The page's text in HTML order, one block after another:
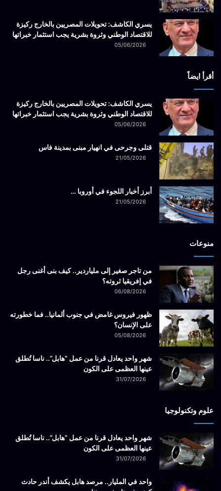
يسري الكاشف: تحويلات المصريين بالخارج ركيزة
للاقتصاد الوطني وثروة بشرية يجب استثمار خبراتها
05/06/2026
أقرأ ايضاً
يسري الكاشف: تحويلات المصريين بالخارج ركيزة
للاقتصاد الوطني وثروة بشرية يجب استثمار خبراتها
05/06/2026
قتلى وجرحى في انهيار مبنى بمدينة فاس
21/05/2026
أبرز أخبار اللجوء في أوروبا …
21/05/2026
منوعات
من تاجر صغير إلى ملياردير.. كيف بنى أغنى رجل
في إفريقيا ثروته؟
06/08/2026
ظهور فيروس غامض في جنوب ألمانيا.. فما خطورته
على الإنسان؟
05/08/2026
شهر واحد يعادل قرنا من عمل “هابل”.. ناسا تُطلق
عينها العظمى على الكون
31/07/2026
علوم وتكنولوجيا
شهر واحد يعادل قرنا من عمل “هابل”.. ناسا تُطلق
عينها العظمى على الكون
31/07/2026
واحد في المليار.. مرصد هابل يكشف أندر حادث